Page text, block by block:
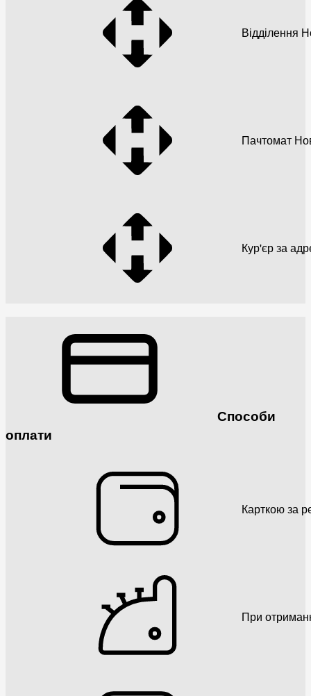
Відділення
Пачтомат
Кур'єр за
Способи
оплати
Карткою за
При